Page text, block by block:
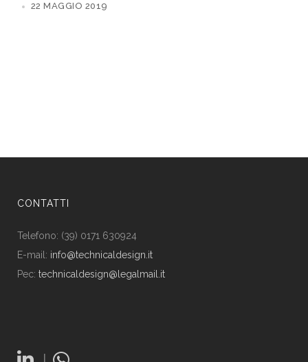
22 MAGGIO 2019
CONTATTI
Telefono: (39) 0171 630924
E-mail: info@technicaldesign.it
Pec: technicaldesign@legalmail.it